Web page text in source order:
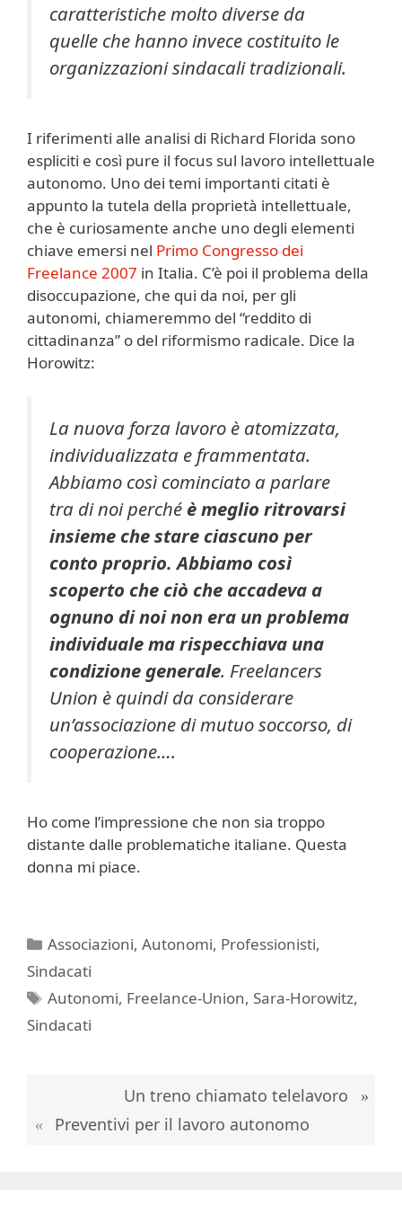
caratteristiche molto diverse da
quelle che hanno invece costituito le
organizzazioni sindacali tradizionali.
I riferimenti alle analisi di Richard Florida sono
espliciti e così pure il focus sul lavoro intellettuale
autonomo. Uno dei temi importanti citati è
appunto la tutela della proprietà intellettuale,
che è curiosamente anche uno degli elementi
chiave emersi nel Primo Congresso dei
Freelance 2007 in Italia. C’è poi il problema della
disoccupazione, che qui da noi, per gli
autonomi, chiameremmo del “reddito di
cittadinanza” o del riformismo radicale. Dice la
Horowitz:
La nuova forza lavoro è atomizzata,
individualizzata e frammentata.
Abbiamo così cominciato a parlare
tra di noi perché è meglio ritrovarsi
insieme che stare ciascuno per
conto proprio. Abbiamo così
scoperto che ciò che accadeva a
ognuno di noi non era un problema
individuale ma rispecchiava una
condizione generale. Freelancers
Union è quindi da considerare
un’associazione di mutuo soccorso, di
cooperazione….
Ho come l’impressione che non sia troppo
distante dalle problematiche italiane. Questa
donna mi piace.
Categorie
Associazioni,Autonomi, Professionisti,
Sindacati
Tag
Autonomi, Freelance-Union, Sara-Horowitz,
Sindacati
Un treno chiamato telelavoro
Preventivi per il lavoro autonomo